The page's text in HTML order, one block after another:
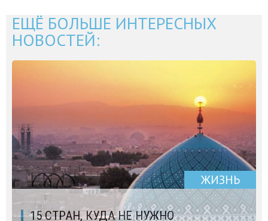
ЕЩЁ БОЛЬШЕ ИНТЕРЕСНЫХ
НОВОСТЕЙ:
ЖИЗНЬ
15 СТРАН, КУДА НЕ НУЖНО